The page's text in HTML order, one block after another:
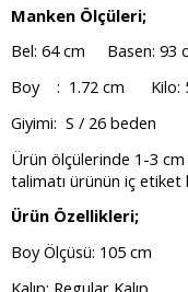
Manken Ölçüleri;
Bel: 64 cm Basen: 93
Boy : 1.72 cm Kilo:
Giyimi: S / 26 beden
Ürün ölçülerinde 1-3
talimatı ürünün iç etiket
Ürün Özellikleri;
Boy Ölçüsü: 105 cm